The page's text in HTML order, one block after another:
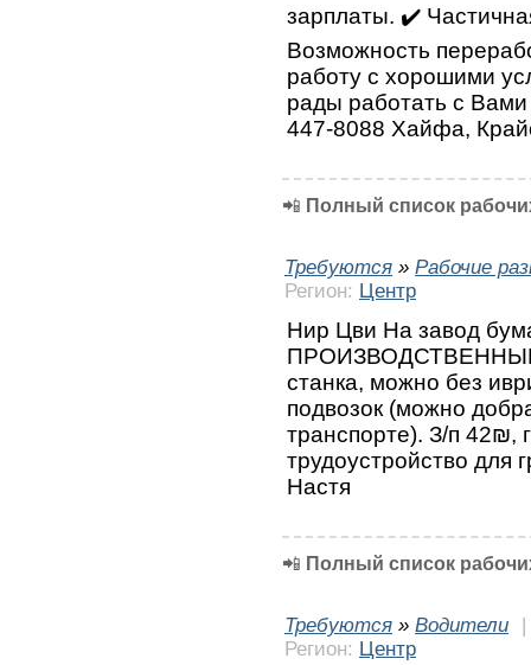
зарплаты. ✔️
Возможность
работу с хорошими
рады работать с
447-8088 Хайфа,
📲 Полный список
Требуются » Рабочие
Регион: Центр
Нир Цви На завод
ПРОИЗВОДСТВЕННЫЕ
станка, можно без
подвозок (можно
транспорте). З/п 42₪,
трудоустройство для
Настя
📲 Полный список
Требуются » Водители
|
Регион: Центр